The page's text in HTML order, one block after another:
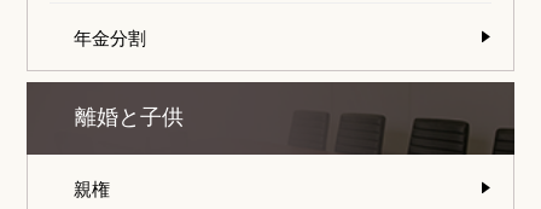
年金分割
離婚と子供
親権